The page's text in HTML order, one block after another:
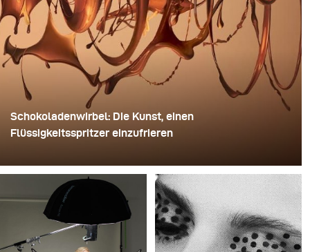
Schokoladenwirbel: Die Kunst, einen
Flüssigkeitsspritzer einzufrieren
günstiger Einweg-Sektgläser aus Kunststoff. Er
entfernte die Standfüße, bohrte ein Loch durch die Mitte
jedes einzelnen Glases und steckte sie anschließend
auf einen Bohrer. So entstand eine mehrschichtige,
rotierende Konstruktion, die die Flüssigkeit zunächst